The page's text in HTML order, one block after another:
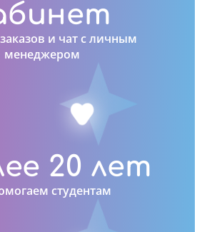
и чат с личным
менеджером
20 лет
студентам